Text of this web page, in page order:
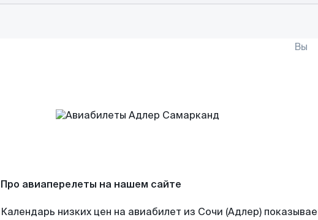
Вы
Про авиаперелеты на нашем сайте
Календарь низких цен на авиабилет из Сочи (Адлер)